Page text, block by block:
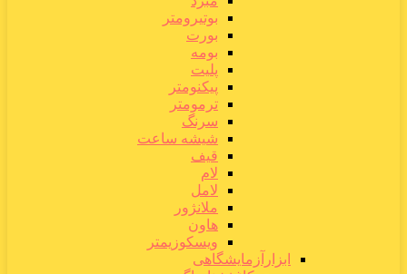
بوتیرومتر
بورت
بومه
پلیت
پیکنومتر
ترمومتر
سرنگ
شیشه ساعت
قیف
لام
لامل
ملانژور
هاون
ویسکوزیمتر
ابزارآزمایشگاهی